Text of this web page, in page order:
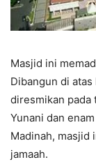
Masjid ini
Dibangun di
diresmikan pada
Yunani dan
Madinah, masjid
jamaah.